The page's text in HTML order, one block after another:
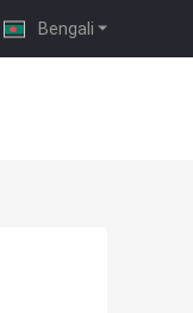
Bengali